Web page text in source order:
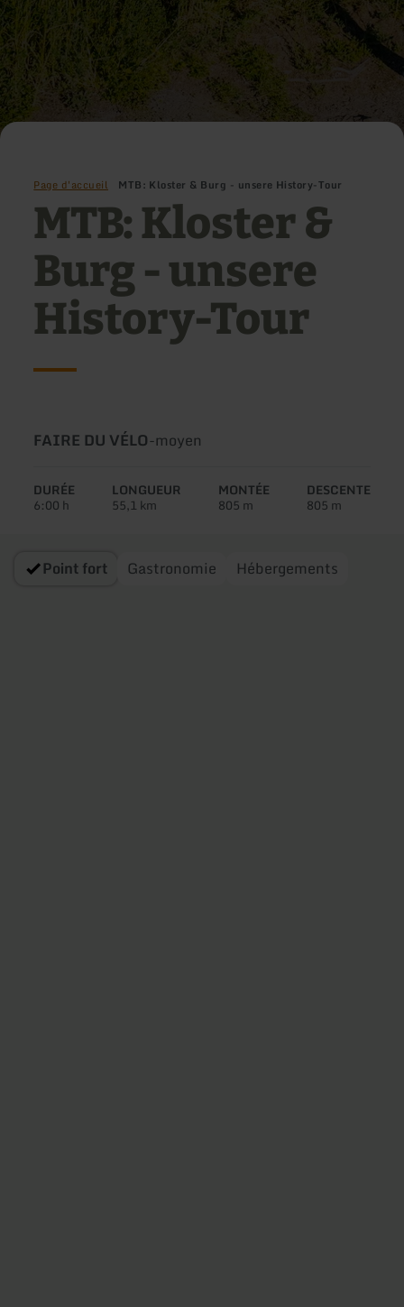
Page d'accueil MTB: Kloster & Burg - unsere History-Tour
MTB: Kloster &
Burg - unsere
History-Tour
Type
circuit:
FAIRE DU VÉLO-Difficulté:
moyen
DURÉE
6:00 h
LONGUEUR
55,1 km
MONTÉE
805 m
DESCENTE
805 m
Point fort Gastronomie Hébergements